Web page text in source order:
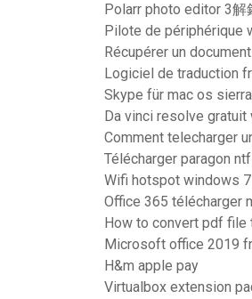
Polarr photo editor 3解
Pilote de périphérique
Récupérer un
Logiciel de traduction
Skype für mac os
Da vinci resolve
Comment telecharger
Télécharger paragon
Wifi hotspot windows
Office 365 télécharger
How to convert pdf file
Microsoft office 2019
H&m apple pay
Virtualbox extension